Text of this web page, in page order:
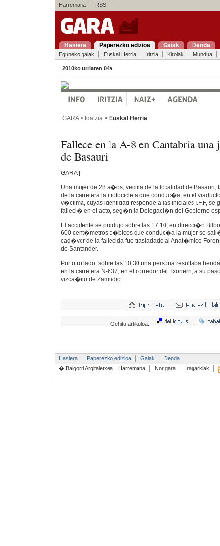
Harremana RSS
Hasiera Paperezko edizioa Gaiak Denda
Eguneko gaiak Euskal Herria Iritzia Kirolak Mundua
2010ko urriaren 04a
GARA> Idatzia > Euskal Herria
Fallece en la A-8 en Cantabria una
de Basauri
GARA |
Una mujer de 28 a�os, vecina de la localidad de Basauri,
de la carretera la motocicleta que conduc�a, en el
v�ctima, cuyas identidad responde a las iniciales I.F.F, se
falleci� en el acto, seg�n la Delegaci�n del Gobierno
El accidente se produjo sobre las 17.10, en direcci�n
600 cent�metros c�bicos que conduc�a la mujer se
cad�ver de la fallecida fue trasladado al Anat�mico
de Santander.
Por otro lado, sobre las 10.30 una persona resultaba
en la carretera N-637, en el corredor del Txorierri, a su
vizca�no de Zamudio.
Gehitu artikuloa:
Hasiera Paperezko edizioa Gaiak
Denda
� Baigorri Argitaletxea
Harremana Nor gara Iragarkiak